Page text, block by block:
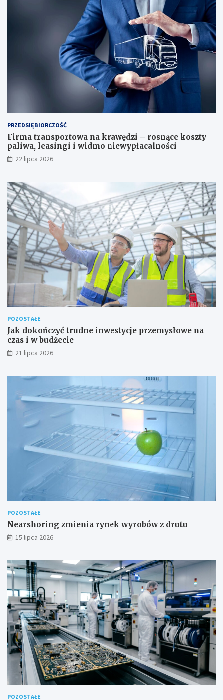
PRZEDSIĘBIORCZOŚĆ
Firma transportowa na krawędzi – rosnące koszty
paliwa, leasingi i widmo niewypłacalności
22 lipca 2026
POZOSTAŁE
Jak dokończyć trudne inwestycje przemysłowe na
czas i w budżecie
21 lipca 2026
POZOSTAŁE
Nearshoring zmienia rynek wyrobów z drutu
15 lipca 2026
POZOSTAŁE